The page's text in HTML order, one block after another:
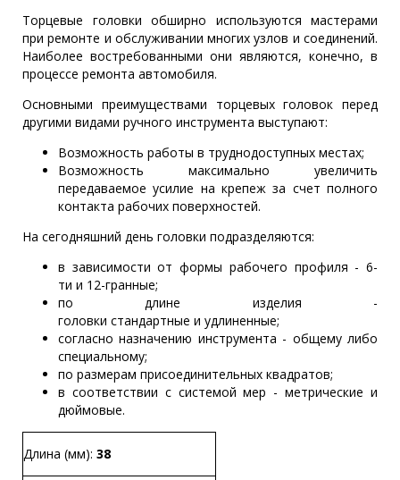
Торцевые головки обширно используются мастерами
при ремонте и обслуживании многих узлов и соединений.
Наиболее востребованными они являются, конечно, в
процессе ремонта автомобиля.
Основными преимуществами торцевых головок перед
другими видами ручного инструмента выступают:
Возможность работы в труднодоступных местах;
Возможность максимально увеличить
передаваемое усилие на крепеж за счет полного
контакта рабочих поверхностей.
На сегодняшний день головки подразделяются:
в зависимости от формы рабочего профиля - 6-
ти и 12-гранные;
по длине изделия -
головки стандартные и удлиненные;
согласно назначению инструмента - общему либо
специальному;
по размерам присоединительных квадратов;
в соответствии с системой мер - метрические и
дюймовые.
Длина (мм): 38